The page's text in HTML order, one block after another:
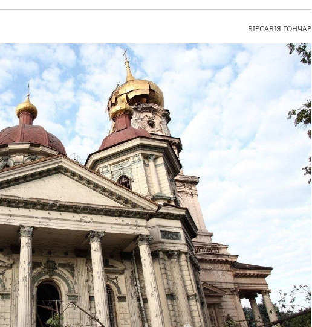
ВІРСАВІЯ ГОНЧАР